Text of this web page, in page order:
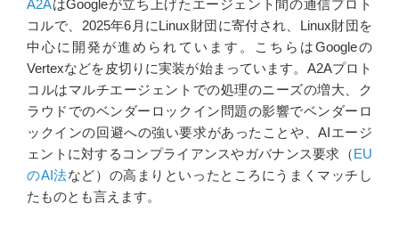
A2AはGoogleが立ち上げたエージェント間の通信プロト
コルで、2025年6月にLinux財団に寄付され、Linux財団を
中心に開発が進められています。こちらはGoogleの
Vertexなどを皮切りに実装が始まっています。A2Aプロト
コルはマルチエージェントでの処理のニーズの増大、ク
ラウドでのベンダーロックイン問題の影響でベンダーロ
ックインの回避への強い要求があったことや、AIエージ
ェントに対するコンプライアンスやガバナンス要求（ EU
のAI法など）の高まりといったところにうまくマッチし
たものとも言えます。